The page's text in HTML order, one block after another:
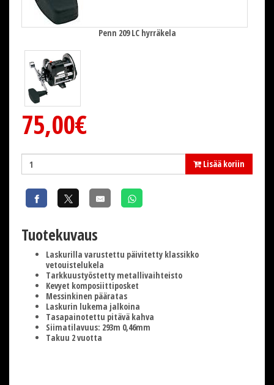
Penn 209 LC hyrräkela
75,00€
Lisää koriin
Tuotekuvaus
Laskurilla varustettu päivitetty klassikko
vetouistelukela
Tarkkuustyöstetty metallivaihteisto
Kevyet komposiittiposket
Messinkinen pääratas
Laskurin lukema jalkoina
Tasapainotettu pitävä kahva
Siimatilavuus: 293m 0,46mm
Takuu 2 vuotta